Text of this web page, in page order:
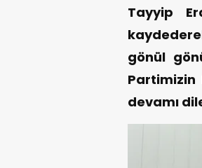
Tayyip
gönül
Partimizin
devamı